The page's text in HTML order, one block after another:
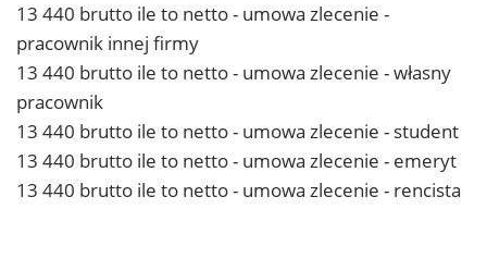
13 440 brutto ile to netto - umowa zlecenie -
pracownik innej firmy
13 440 brutto ile to netto - umowa zlecenie - własny
pracownik
13 440 brutto ile to netto - umowa zlecenie - student
13 440 brutto ile to netto - umowa zlecenie - emeryt
13 440 brutto ile to netto - umowa zlecenie - rencista